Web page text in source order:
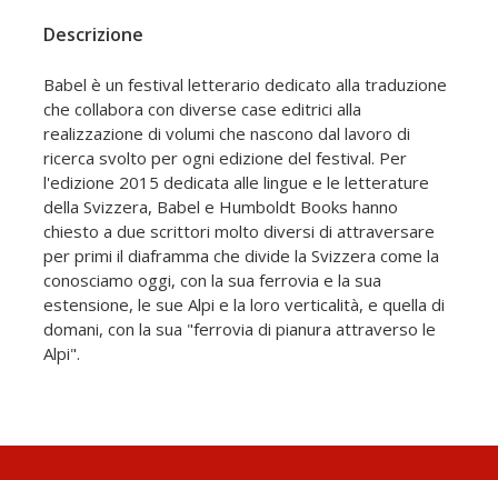
Descrizione
Babel è un festival letterario dedicato alla traduzione
che collabora con diverse case editrici alla
realizzazione di volumi che nascono dal lavoro di
ricerca svolto per ogni edizione del festival. Per
l'edizione 2015 dedicata alle lingue e le letterature
della Svizzera, Babel e Humboldt Books hanno
chiesto a due scrittori molto diversi di attraversare
per primi il diaframma che divide la Svizzera come la
conosciamo oggi, con la sua ferrovia e la sua
estensione, le sue Alpi e la loro verticalità, e quella di
domani, con la sua "ferrovia di pianura attraverso le
Alpi".